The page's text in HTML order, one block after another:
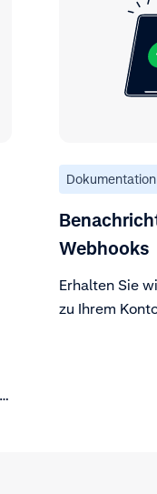
Dokumentation
Webhooks
Erhalten Sie
zu Ihrem